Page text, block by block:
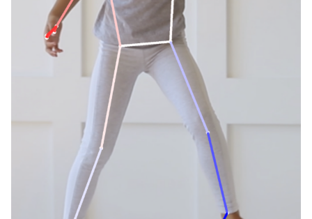
-179.28519)
654.9725،
0.9737737
RIGHT_WRIST
LEFT_PINKY
0.95273364
RIGHT_PINKY
0.9785348